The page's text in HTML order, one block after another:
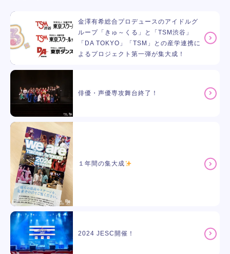
金澤有希総合プロデュースのアイドルグ
ループ「きゅ～くる」と「TSM渋谷」
「DA TOKYO」「TSM」との産学連携に
よるプロジェクト第一弾が集大成！
俳優・声優専攻舞台終了！
１年間の集大成
2024 JESC開催！